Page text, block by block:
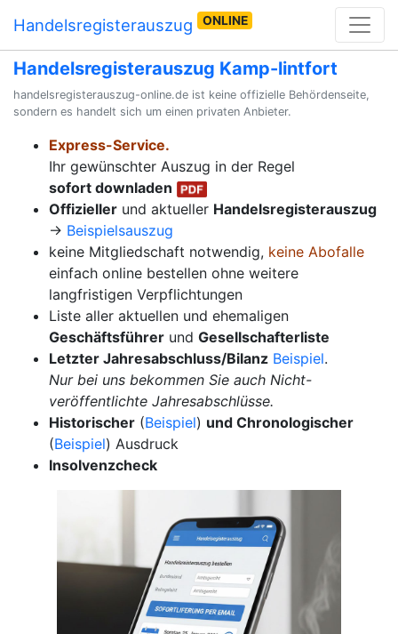
Handelsregisterauszug ONLINE
Handelsregisterauszug Kamp-lintfort
handelsregisterauszug-online.de ist keine offizielle Behördenseite,
sondern es handelt sich um einen privaten Anbieter.
Express-Service.
Ihr gewünschter Auszug in der Regel
sofort downladen
Offizieller und aktueller Handelsregisterauszug
→ Beispielsauszug
keine Mitgliedschaft notwendig, keine Abofalle
einfach online bestellen ohne weitere
langfristigen Verpflichtungen
Liste aller aktuellen und ehemaligen
Geschäftsführer und Gesellschafterliste
Letzter Jahresabschluss/Bilanz Beispiel.
Nur bei uns bekommen Sie auch Nicht-
veröffentlichte Jahresabschlüsse.
Historischer (Beispiel) und Chronologischer
(Beispiel) Ausdruck
Insolvenzcheck